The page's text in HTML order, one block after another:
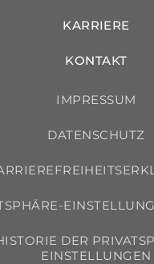
KARRIERE
KONTAKT
IMPRESSUM
DATENSCHUTZ
DER
EINSTELLUNGEN